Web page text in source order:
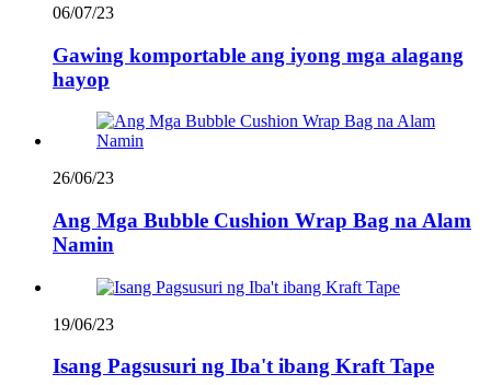
06/07/23
Gawing komportable ang iyong mga alagang
hayop
26/06/23
Ang Mga Bubble Cushion Wrap Bag na Alam
Namin
19/06/23
Isang Pagsusuri ng Iba't ibang Kraft Tape